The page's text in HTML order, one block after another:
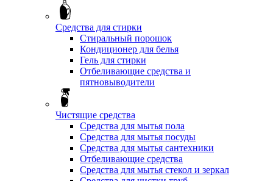
Средства для стирки
Стиральный порошок
Кондиционер для белья
Гель для стирки
Отбеливающие средства и
пятновыводители
Чистящие средства
Средства для мытья пола
Средства для мытья посуды
Средства для мытья сантехники
Отбеливающие средства
Средства для мытья стекол и зеркал